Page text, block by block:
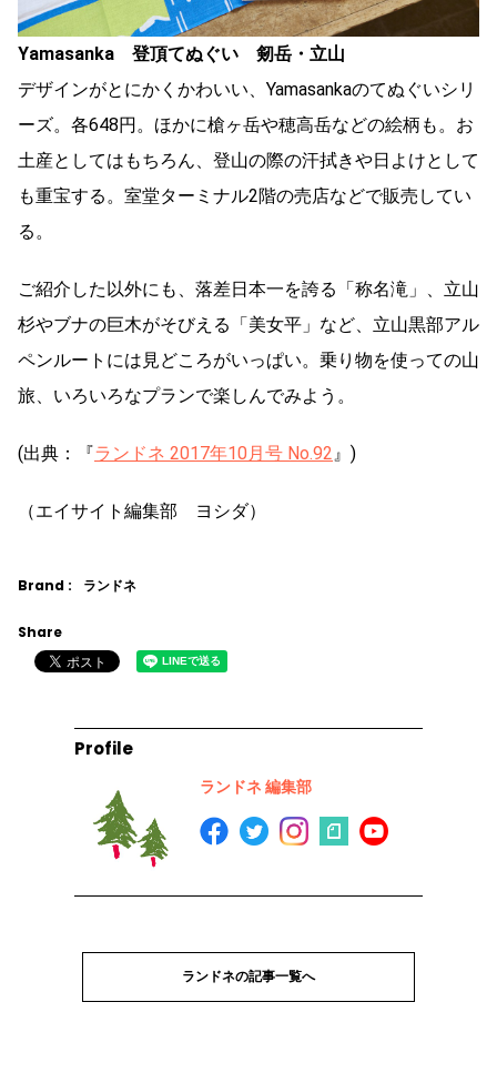
Yamasanka 登頂てぬぐい 剱岳・立山
デザインがとにかくかわいい、Yamasankaのてぬぐいシリ
ーズ。各648円。ほかに槍ヶ岳や穂高岳などの絵柄も。お
土産としてはもちろん、登山の際の汗拭きや日よけとして
も重宝する。室堂ターミナル2階の売店などで販売してい
る。
ご紹介した以外にも、落差日本一を誇る「称名滝」、立山
杉やブナの巨木がそびえる「美女平」など、立山黒部アル
ペンルートには見どころがいっぱい。乗り物を使っての山
旅、いろいろなプランで楽しんでみよう。
(出典：『ランドネ 2017年10月号 No.92 』)
（エイサイト編集部 ヨシダ）
Brand : ランドネ
Share
Profile
ランドネ 編集部
ランドネの記事一覧へ